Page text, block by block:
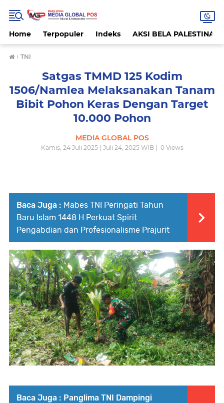
Home Terpopuler Indeks AKSI BELA PALESTINA
› TNI
Satgas TMMD 125 Kodim
1506/Namlea Melaksanakan Tanam
Bibit Pohon Keras Dengan Target
10.000 Pohon
MEDIA GLOBAL POS
Kamis, 24 Juli 2025 | Juli 24, 2025 WIB | 0Views
Baca Juga : Mabes TNI Peringati Tahun
Baru Islam 1448 H Perkuat Spirit
Pengabdian dan Profesionalisme Prajurit
Baca Juga : Panglima TNI Dampingi